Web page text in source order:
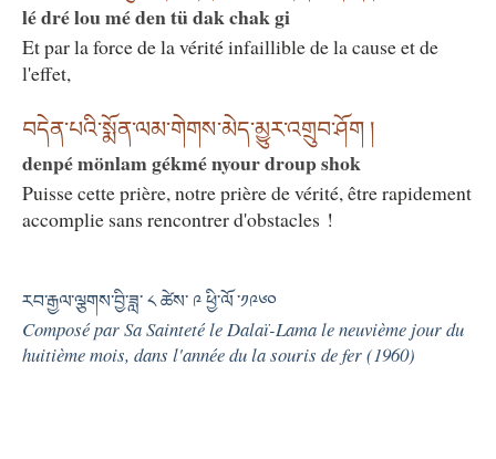
lé dré lou mé den tü dak chak gi
Et par la force de la vérité infaillible de la cause et de
l'effet,
བདེན་པའི་སྨོན་ལམ་གེགས་མེད་མྱུར་འགྲུབ་ཤོག །
denpé mönlam gékmé nyour droup shok
Puisse cette prière, notre prière de vérité, être rapidement
accomplie sans rencontrer d'obstacles !
རབ་རྒྱལ་ལྕགས་བྱི་ཟླ་ ༨ ཚེས་ ༩ ཕྱི་ལོ ་༡༩༦༠
Composé par Sa Sainteté le Dalaï-Lama le neuvième jour du
huitième mois, dans l'année du la souris de fer (1960)